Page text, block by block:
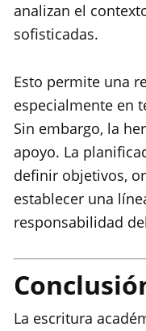
analizan el
sofisticadas.
Esto permite una
especialmente en
Sin embargo, la
apoyo. La
definir objetivos,
establecer una
responsabilidad
La escritura